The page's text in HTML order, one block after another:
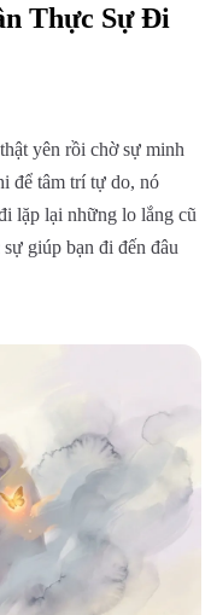
Thực Sự Đi
yên rồi chờ sự minh
để tâm trí tự do, nó
lặp lại những lo lắng cũ
giúp bạn đi đến đâu